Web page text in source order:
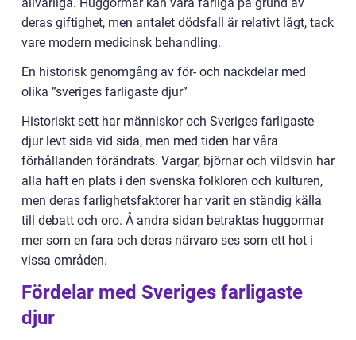
deras giftighet, men antalet dödsfall är relativt lågt, tack
vare modern medicinsk behandling.
En historisk genomgång av för- och nackdelar med
olika ”sveriges farligaste djur”
Historiskt sett har människor och Sveriges farligaste
djur levt sida vid sida, men med tiden har våra
förhållanden förändrats. Vargar, björnar och vildsvin har
alla haft en plats i den svenska folkloren och kulturen,
men deras farlighetsfaktorer har varit en ständig källa
till debatt och oro. Å andra sidan betraktas huggormar
mer som en fara och deras närvaro ses som ett hot i
vissa områden.
Fördelar med Sveriges farligaste
djur